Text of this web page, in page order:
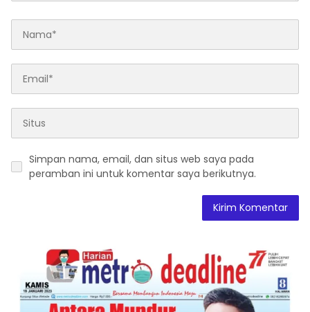
Simpan nama, email, dan situs web saya pada
peramban ini untuk komentar saya berikutnya.